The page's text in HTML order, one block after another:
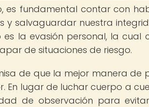
es fundamental contar con
y salvaguardar nuestra
la evasión personal, la cual
de situaciones de riesgo.
de que la mejor manera de
En lugar de luchar cuerpo a
de observación para